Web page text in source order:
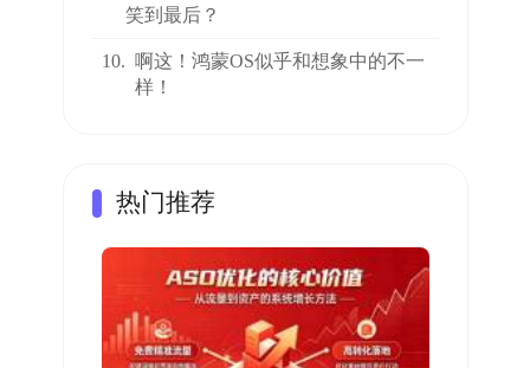
笑到最后？
10. 啊这！鸿蒙OS似乎和想象中的不一
样！
热门推荐